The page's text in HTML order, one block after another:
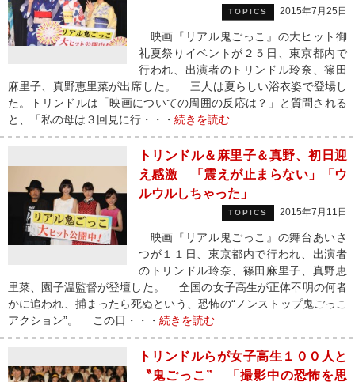
TOPICS 2015年7月25日
映画『リアル鬼ごっこ』の大ヒット御
礼夏祭りイベントが２５日、東京都内で
行われ、出演者のトリンドル玲奈、篠田
麻里子、真野恵里菜が出席した。 三人は夏らしい浴衣姿で登場し
た。トリンドルは「映画についての周囲の反応は？」と質問される
と、「私の母は３回見に行・・・ 続きを読む
トリンドル＆麻里子＆真野、初日迎
え感激 「震えが止まらない」「ウ
ルウルしちゃった」
TOPICS 2015年7月11日
映画『リアル鬼ごっこ』の舞台あいさ
つが１１日、東京都内で行われ、出演者
のトリンドル玲奈、篠田麻里子、真野恵
里菜、園子温監督が登壇した。 全国の女子高生が正体不明の何者
かに追われ、捕まったら死ぬという、恐怖の“ノンストップ鬼ごっこ
アクション”。 この日・・・ 続きを読む
トリンドルらが女子高生１００人と
〝鬼ごっこ” 「撮影中の恐怖を思